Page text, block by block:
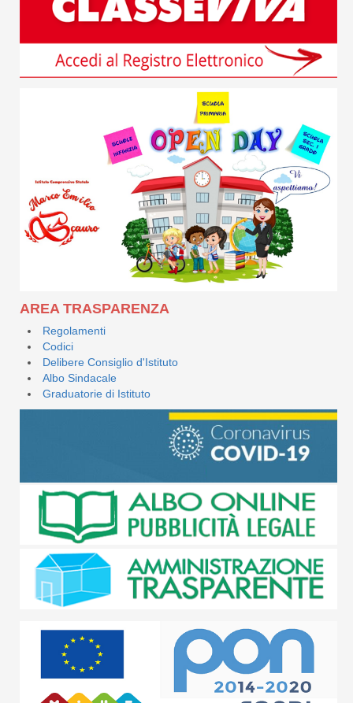
AREA TRASPARENZA
Regolamenti
Codici
Delibere Consiglio d'Istituto
Albo Sindacale
Graduatorie di Istituto